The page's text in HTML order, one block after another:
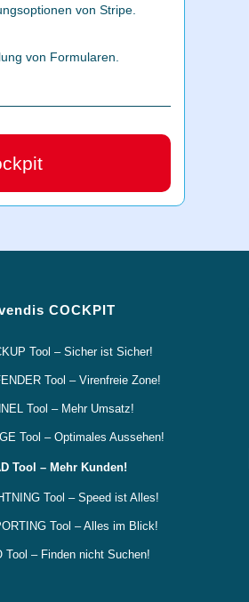
von Stripe.
von Formularen.
COCKPIT
Tool – Sicher ist Sicher!
Tool – Virenfreie Zone!
Tool – Mehr Umsatz!
Tool – Optimales Aussehen!
Tool – Mehr Kunden!
Tool – Speed ist Alles!
Tool – Alles im Blick!
– Finden nicht Suchen!